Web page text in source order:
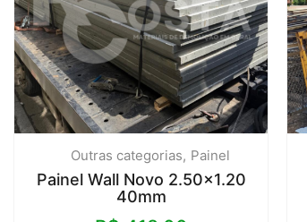
Outras categorias Painel
Painel Wall Novo 2.50×1.20
40mm